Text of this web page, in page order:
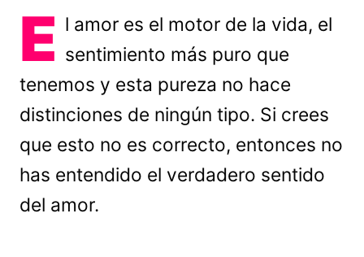
E l amor es el motor de la vida, el
sentimiento más puro que
tenemos y esta pureza no hace
distinciones de ningún tipo. Si crees
que esto no es correcto, entonces no
has entendido el verdadero sentido
del amor.